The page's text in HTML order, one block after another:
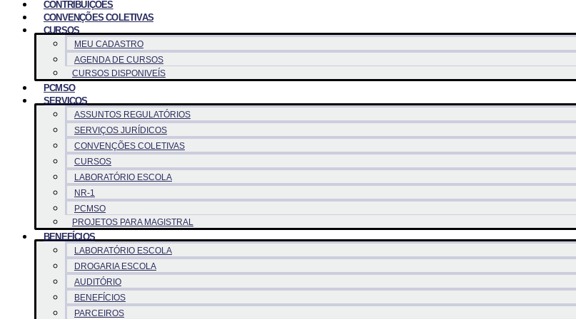
CONTRIBUIÇÕES
CONVENÇÕES COLETIVAS
CURSOS
MEU CADASTRO
AGENDA DE CURSOS
CURSOS DISPONIVEÍS
PCMSO
SERVICOS
ASSUNTOS REGULATÓRIOS
SERVIÇOS JURÍDICOS
CONVENÇÕES COLETIVAS
CURSOS
LABORATÓRIO ESCOLA
NR-1
PCMSO
PROJETOS PARA MAGISTRAL
BENEFÍCIOS
LABORATÓRIO ESCOLA
DROGARIA ESCOLA
AUDITÓRIO
BENEFÍCIOS
PARCEIROS